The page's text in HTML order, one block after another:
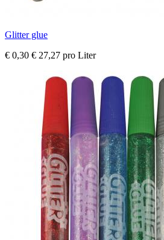
Glitter glue
€ 0,30 € 27,27 pro Liter